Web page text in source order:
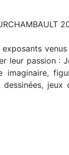
leur passion